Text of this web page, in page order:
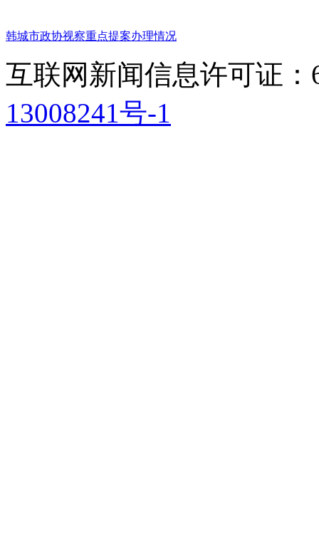
韩城市政协视察重点提案办理情况
互联网新闻信息许可证：
13008241号-1